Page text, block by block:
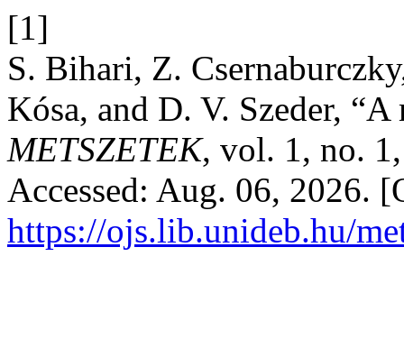
[1]
S. Bihari, Z.
Kósa, and D. V. Szeder,
METSZETEK, vol. 1, no.
Accessed: Aug. 06, 2026.
https://ojs.lib.unideb.hu/